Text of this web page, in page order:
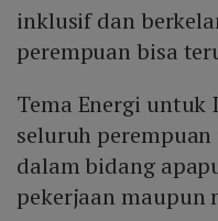
inklusif dan
perempuan bisa
Tema Energi untuk
seluruh
dalam bidang
pekerjaan maupun